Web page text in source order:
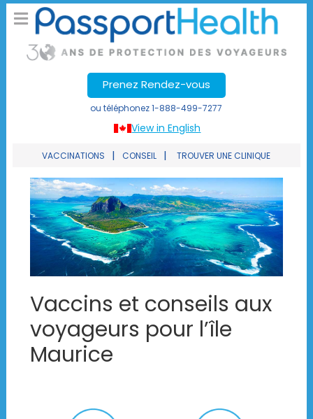
View in English
Prenez Rendez-vous
ou téléphonez1-888-499-7277
VACCINATIONS | CONSEIL | TROUVER UNE CLINIQUE
Vaccins et conseils aux
voyageurs pour l’île
Maurice